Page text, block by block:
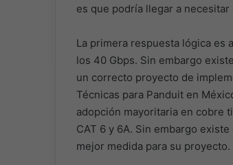
es que podría llegar a
La primera respuesta lógica es
los 40 Gbps. Sin embargo
un correcto proyecto de
Técnicas para Panduit en
adopción mayoritaria en cobre
CAT 6 y 6A. Sin embargo
mejor medida para su proyecto.